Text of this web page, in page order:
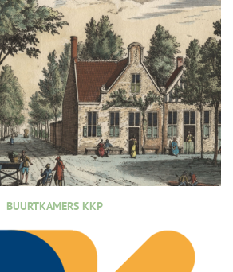
BUURTKAMERS KKP